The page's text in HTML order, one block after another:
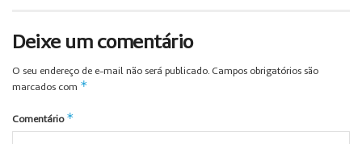
Deixe um comentário
O seu endereço de e-mail não será publicado. Campos obrigatórios são
marcados com *
Comentário *